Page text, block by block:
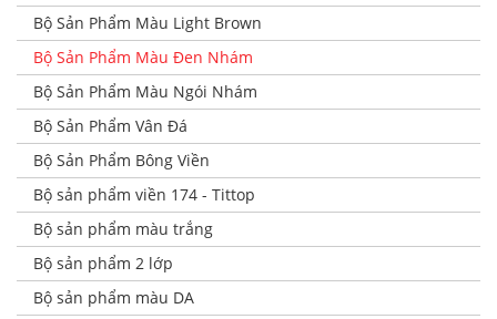
Bộ Sản Phẩm Màu Light Brown
Bộ Sản Phẩm Màu Đen Nhám
Bộ Sản Phẩm Màu Ngói Nhám
Bộ Sản Phẩm Vân Đá
Bộ Sản Phẩm Bông Viền
Bộ sản phẩm viền 174 - Tittop
Bộ sản phẩm màu trắng
Bộ sản phẩm 2 lớp
Bộ sản phẩm màu DA